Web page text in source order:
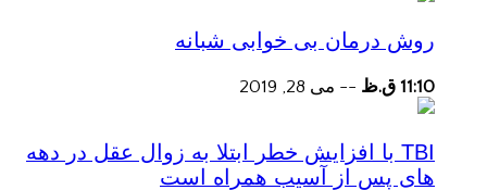
روش درمان بی خوابی شبانه
11:10 ق.ظ -- می 28, 2019
TBI با افزایش خطر ابتلا به زوال عقل در دهه
های پس از آسیب همراه است